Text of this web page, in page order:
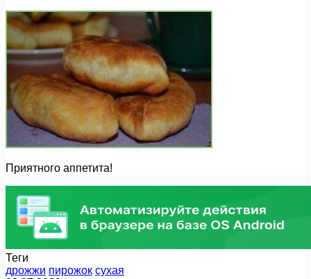
Приятного аппетита!
Теги
дрожжи пирожок сухая